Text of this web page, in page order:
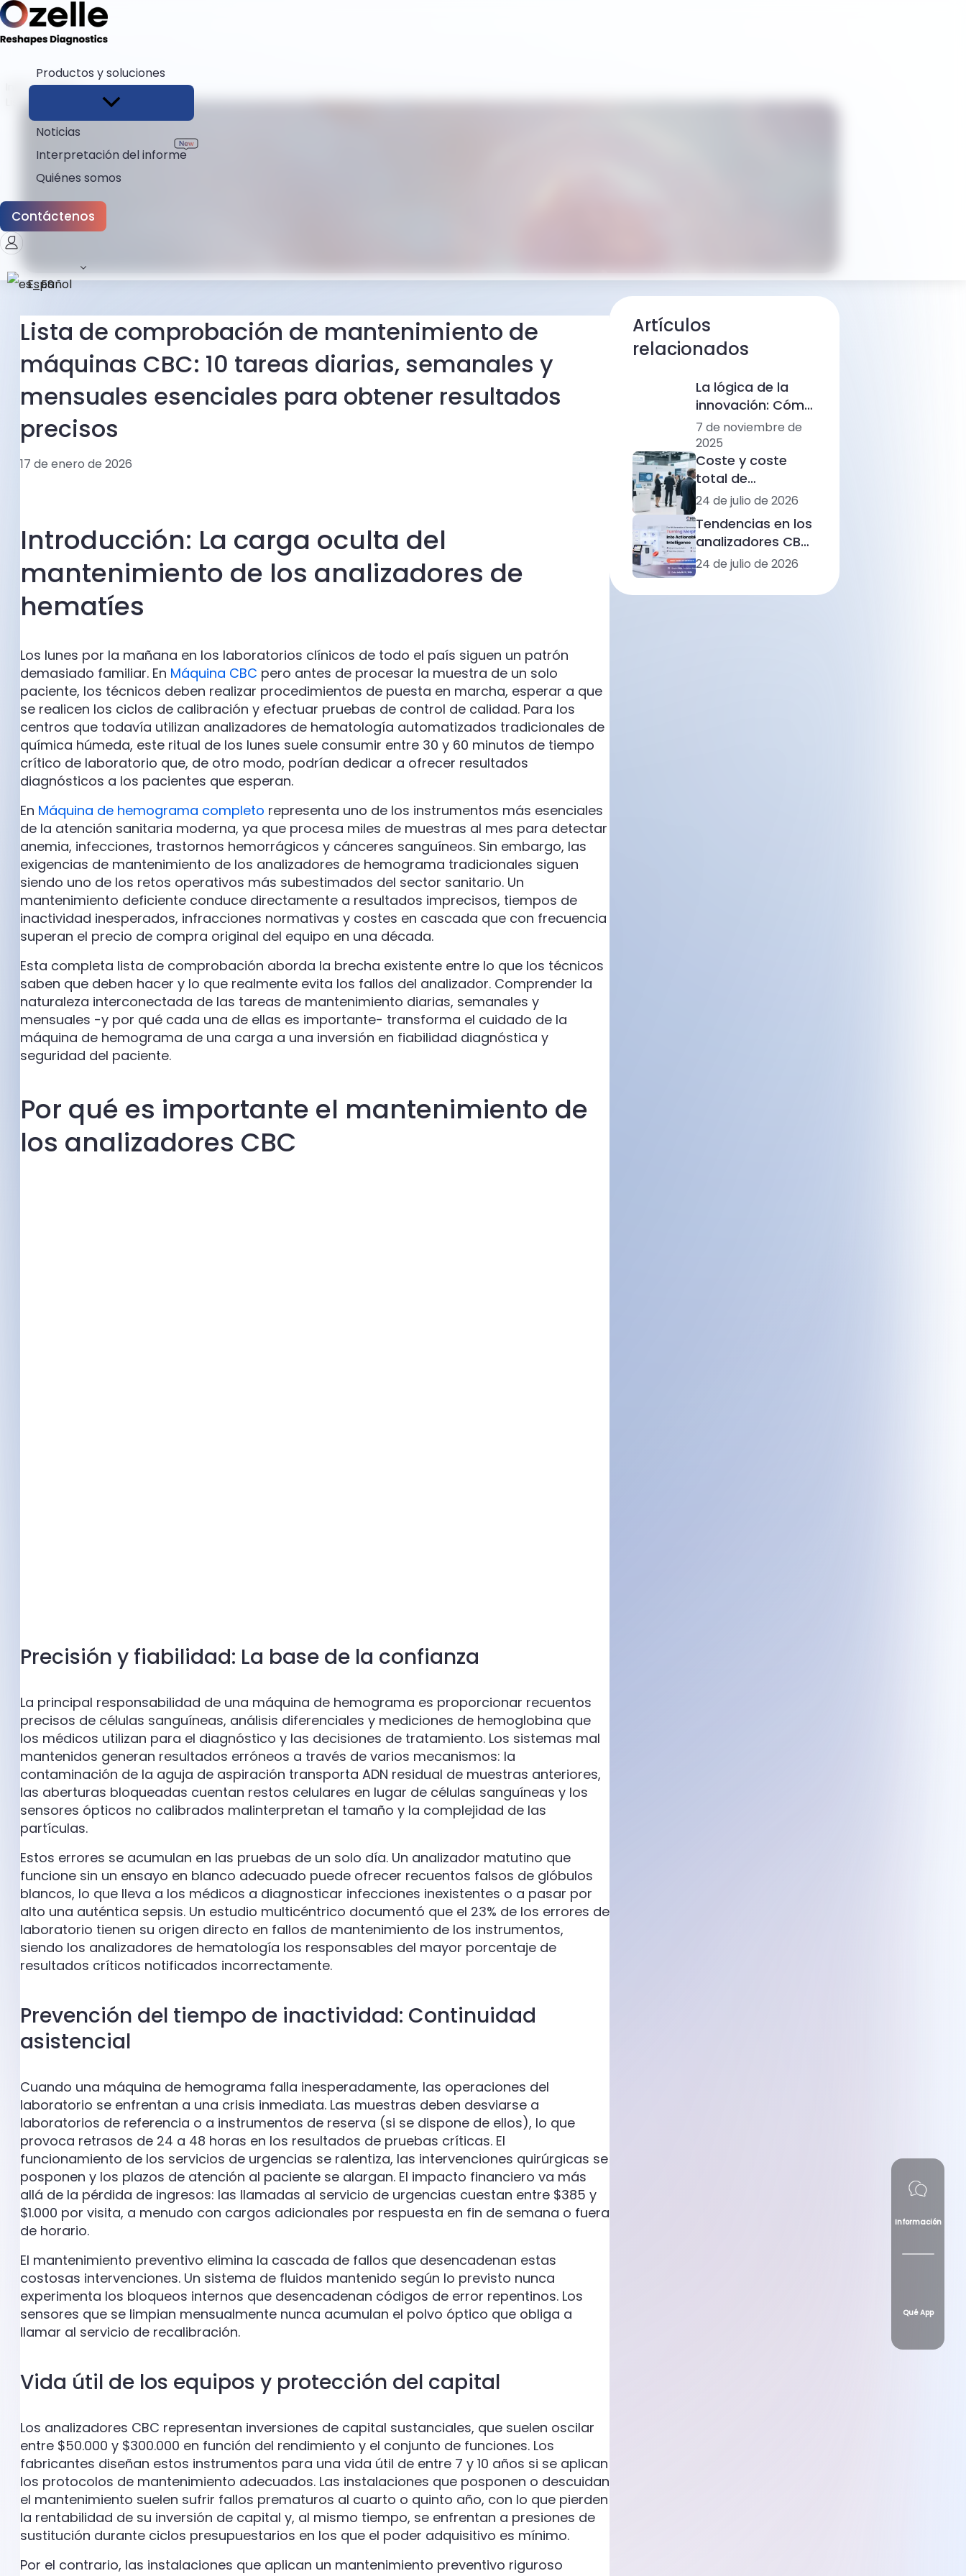
Productos y soluciones
Noticias
Interpretación del informe
Quiénes somos
Contáctenos
Español
Inicio
Blogs
Lista de comprobación de mantenimiento de máquinas CBC: 10 tareas diarias, semanales y mensuales esenciales para obtener resultados precisos
Lista de comprobación de mantenimiento de
máquinas CBC: 10 tareas diarias, semanales y
mensuales esenciales para obtener resultados
precisos
17 de enero de 2026
Introducción: La carga oculta del
mantenimiento de los analizadores de
hematíes
Los lunes por la mañana en los laboratorios clínicos de todo el país siguen un patrón
demasiado familiar. En Máquina CBC pero antes de procesar la muestra de un solo
paciente, los técnicos deben realizar procedimientos de puesta en marcha, esperar a que
se realicen los ciclos de calibración y efectuar pruebas de control de calidad. Para los
centros que todavía utilizan analizadores de hematología automatizados tradicionales de
química húmeda, este ritual de los lunes suele consumir entre 30 y 60 minutos de tiempo
crítico de laboratorio que, de otro modo, podrían dedicar a ofrecer resultados
diagnósticos a los pacientes que esperan.
En Máquina de hemograma completo representa uno de los instrumentos más esenciales
de la atención sanitaria moderna, ya que procesa miles de muestras al mes para detectar
anemia, infecciones, trastornos hemorrágicos y cánceres sanguíneos. Sin embargo, las
exigencias de mantenimiento de los analizadores de hemograma tradicionales siguen
siendo uno de los retos operativos más subestimados del sector sanitario. Un
mantenimiento deficiente conduce directamente a resultados imprecisos, tiempos de
inactividad inesperados, infracciones normativas y costes en cascada que con frecuencia
superan el precio de compra original del equipo en una década.
Esta completa lista de comprobación aborda la brecha existente entre lo que los técnicos
saben que deben hacer y lo que realmente evita los fallos del analizador. Comprender la
naturaleza interconectada de las tareas de mantenimiento diarias, semanales y
mensuales -y por qué cada una de ellas es importante- transforma el cuidado de la
máquina de hemograma de una carga a una inversión en fiabilidad diagnóstica y
seguridad del paciente.
Por qué es importante el mantenimiento de
los analizadores CBC
Precisión y fiabilidad: La base de la confianza
La principal responsabilidad de una máquina de hemograma es proporcionar recuentos
precisos de células sanguíneas, análisis diferenciales y mediciones de hemoglobina que
los médicos utilizan para el diagnóstico y las decisiones de tratamiento. Los sistemas mal
mantenidos generan resultados erróneos a través de varios mecanismos: la
contaminación de la aguja de aspiración transporta ADN residual de muestras anteriores,
las aberturas bloqueadas cuentan restos celulares en lugar de células sanguíneas y los
sensores ópticos no calibrados malinterpretan el tamaño y la complejidad de las
partículas.
Estos errores se acumulan en las pruebas de un solo día. Un analizador matutino que
funcione sin un ensayo en blanco adecuado puede ofrecer recuentos falsos de glóbulos
blancos, lo que lleva a los médicos a diagnosticar infecciones inexistentes o a pasar por
alto una auténtica sepsis. Un estudio multicéntrico documentó que el 23% de los errores de
laboratorio tienen su origen directo en fallos de mantenimiento de los instrumentos,
siendo los analizadores de hematología los responsables del mayor porcentaje de
resultados críticos notificados incorrectamente.
Prevención del tiempo de inactividad: Continuidad
asistencial
Cuando una máquina de hemograma falla inesperadamente, las operaciones del
laboratorio se enfrentan a una crisis inmediata. Las muestras deben desviarse a
laboratorios de referencia o a instrumentos de reserva (si se dispone de ellos), lo que
provoca retrasos de 24 a 48 horas en los resultados de pruebas críticas. El
funcionamiento de los servicios de urgencias se ralentiza, las intervenciones quirúrgicas se
posponen y los plazos de atención al paciente se alargan. El impacto financiero va más
allá de la pérdida de ingresos: las llamadas al servicio de urgencias cuestan entre $385 y
$1.000 por visita, a menudo con cargos adicionales por respuesta en fin de semana o fuera
de horario.
El mantenimiento preventivo elimina la cascada de fallos que desencadenan estas
costosas intervenciones. Un sistema de fluidos mantenido según lo previsto nunca
experimenta los bloqueos internos que desencadenan códigos de error repentinos. Los
sensores que se limpian mensualmente nunca acumulan el polvo óptico que obliga a
llamar al servicio de recalibración.
Vida útil de los equipos y protección del capital
Los analizadores CBC representan inversiones de capital sustanciales, que suelen oscilar
entre $50.000 y $300.000 en función del rendimiento y el conjunto de funciones. Los
fabricantes diseñan estos instrumentos para una vida útil de entre 7 y 10 años si se aplican
los protocolos de mantenimiento adecuados. Las instalaciones que posponen o descuidan
el mantenimiento suelen sufrir fallos prematuros al cuarto o quinto año, con lo que pierden
la rentabilidad de su inversión de capital y, al mismo tiempo, se enfrentan a presiones de
sustitución durante ciclos presupuestarios en los que el poder adquisitivo es mínimo.
Por el contrario, las instalaciones que aplican un mantenimiento preventivo riguroso
Artículos
relacionados
La lógica de la
innovación: Cómo
Ozelle está
remodelando el
diagnóstico con
IA + CBM
7 de noviembre de
2025
Coste y coste
total de
propiedad (TCO)
de los
analizadores de
hemograma
completo: rangos
24 de julio de 2026
Tendencias en los
analizadores CBC
de América Latina:
morfología
24 de julio de 2026
Información
Qué App